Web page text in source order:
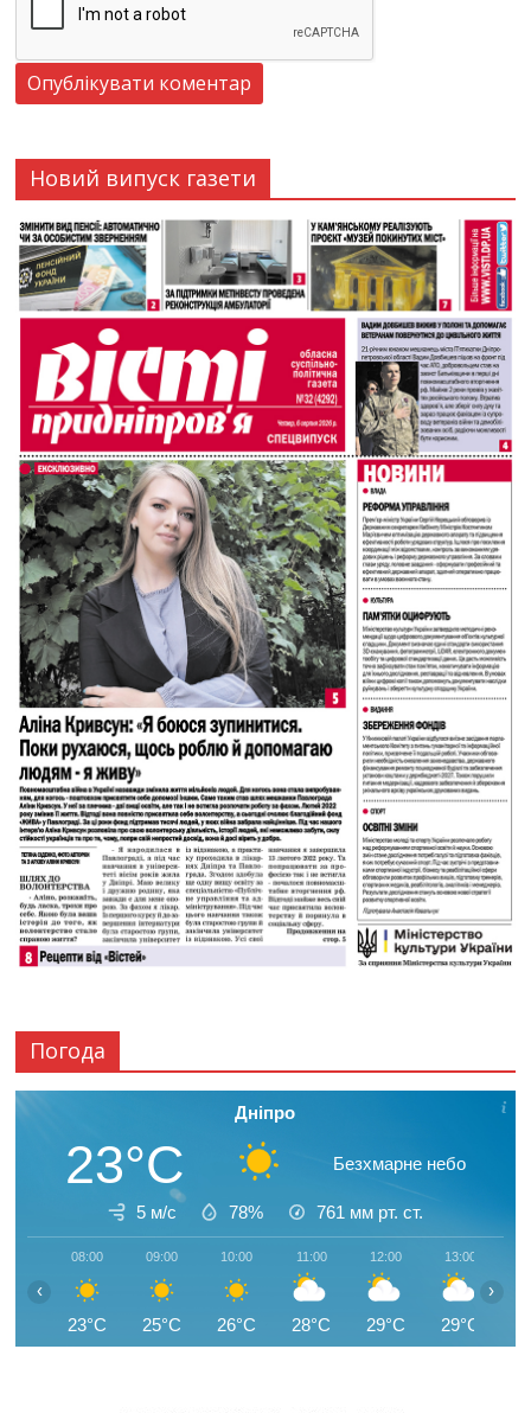
Новий випуск газети
Погода
Дніпро
23°C Безхмарне небо
5 м/с 78% 761 мм рт. ст.
08:00
23°C
09:00
25°C
10:00
26°C
11:00
28°C
12:00
29°C
13:00
29°C
‹ ›